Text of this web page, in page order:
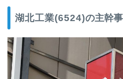
湖北工業(6524)の主幹事